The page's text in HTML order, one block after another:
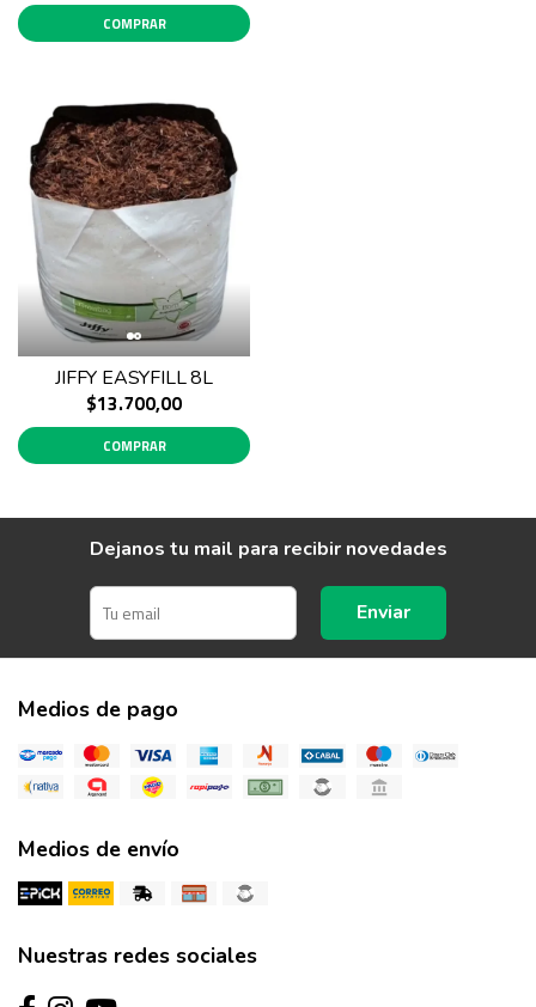
COMPRAR
JIFFY EASYFILL 8L
$13.700,00
COMPRAR
Dejanos tu mail para recibir novedades
Enviar
Medios de pago
Medios de envío
Nuestras redes sociales